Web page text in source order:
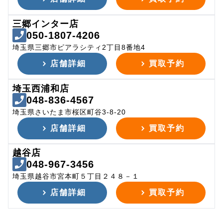
三郷インター店
050-1807-4206
埼玉県三郷市ピアラシティ2丁目8番地4
店舗詳細 買取予約
埼玉西浦和店
048-836-4567
埼玉県さいたま市桜区町谷3-8-20
店舗詳細 買取予約
越谷店
048-967-3456
埼玉県越谷市宮本町５丁目２４８－１
店舗詳細 買取予約